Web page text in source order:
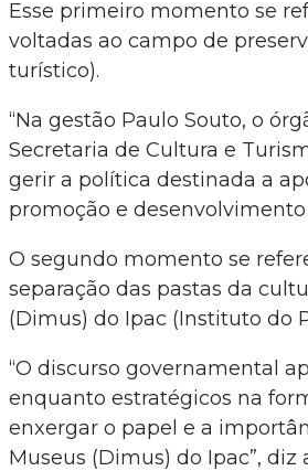
Esse primeiro momento se
voltadas ao campo de
turístico).
“Na gestão Paulo Souto, o
Secretaria de Cultura e
gerir a política destinada a
promoção e
O segundo momento se
separação das pastas da
(Dimus) do Ipac (Instituto do
“O discurso governamental
enquanto estratégicos na
enxergar o papel e a
Museus (Dimus) do Ipac”, diz